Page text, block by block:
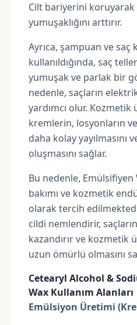
Cilt bariyerini
yumuşaklığını arttırır.
Ayrıca, şampuan ve
kullanıldığında, saç
yumuşak ve parlak bir
nedenle, saçların
yardımcı olur.
kremlerin, losyonların
daha kolay
oluşmasını sağlar.
Bu nedenle, Emülsifiyen
bakımı ve kozmetik
olarak tercih
cildi nemlendirir,
kazandırır ve kozmetik
uzun ömürlü olmasını
Cetearyl Alcohol &
Wax Kullanım Alanları
Emülsiyon Üretimi